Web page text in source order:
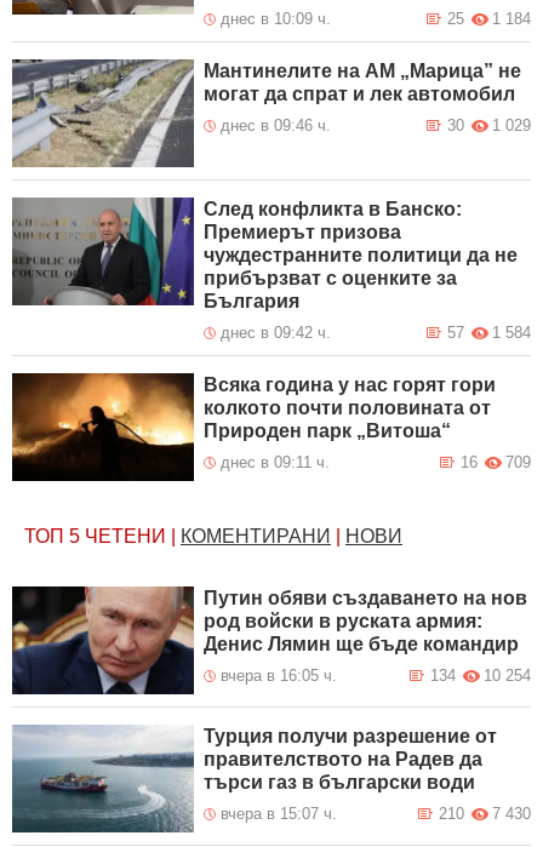
днес в 10:09 ч. 1 184
25
Мантинелите на АМ „Марица” не
могат да спрат и лек автомобил
днес в 09:46 ч. 1 029
30
След конфликта в Банско:
Премиерът призова
чуждестранните политици да не
прибързват с оценките за
България
днес в 09:42 ч. 1 584
57
Всяка година у нас горят гори
колкото почти половината от
Природен парк „Витоша“
днес в 09:11 ч. 709
16
ТОП 5 ЧЕТЕНИ КОМЕНТИРАНИ НОВИ
Путин обяви създаването на нов
род войски в руската армия:
Денис Лямин ще бъде командир
вчера в 16:05 ч. 10 254
134
Турция получи разрешение от
правителството на Радев да
търси газ в български води
вчера в 15:07 ч. 7 430
210